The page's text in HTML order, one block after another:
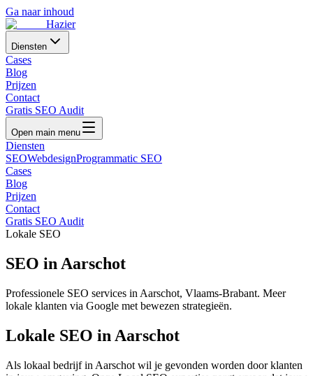
Ga naar inhoud
Hazier
Diensten
Cases
Blog
Prijzen
Contact
Gratis SEO Audit
Open main menu
Diensten
SEOWebdesignProgrammatic SEO
Cases
Blog
Prijzen
Contact
Gratis SEO Audit
Lokale SEO
SEO in Aarschot
Professionele SEO services in Aarschot, Vlaams-Brabant. Meer
lokale klanten via Google met bewezen strategieën.
Lokale SEO in Aarschot
Als lokaal bedrijf in Aarschot wil je gevonden worden door klanten